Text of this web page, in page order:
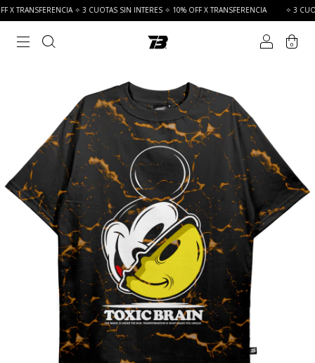
✧ 3 CUOTAS SIN INTERES ✧ 10% OFF X TRANSFERENCIA ✧ 3
0